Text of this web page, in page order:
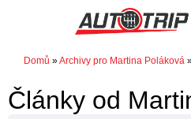
Domů »Archivy pro Martina Poláková
Články od